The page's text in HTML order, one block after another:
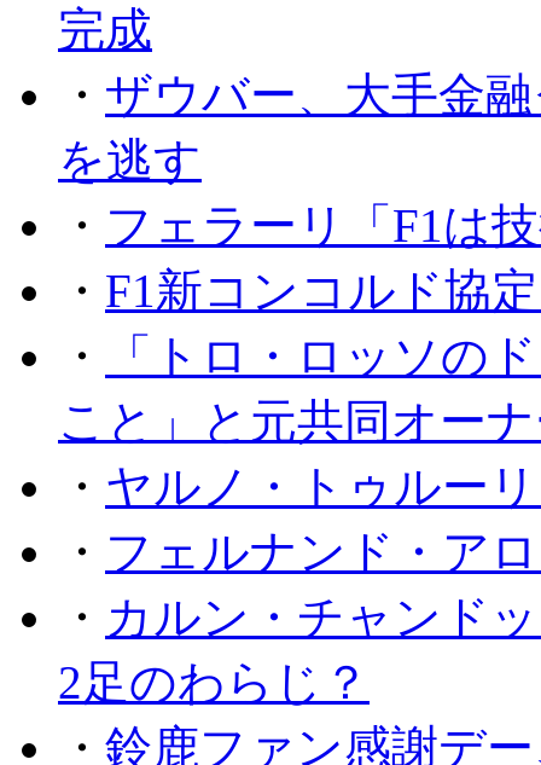
完成
・ ザウバー、大手金
を逃す
・ フェラーリ「F1は
・ F1新コンコルド協
・
「トロ・ロッソの
こと」と元共同オー
・ ヤルノ・トゥルー
・ フェルナンド・ア
・ カルン・チャンド
2足のわらじ？
・ 鈴鹿ファン感謝デ